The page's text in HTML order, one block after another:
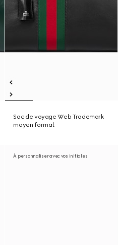
Sac de voyage Web Trademark
moyen format
À personnaliser avec vos initiales